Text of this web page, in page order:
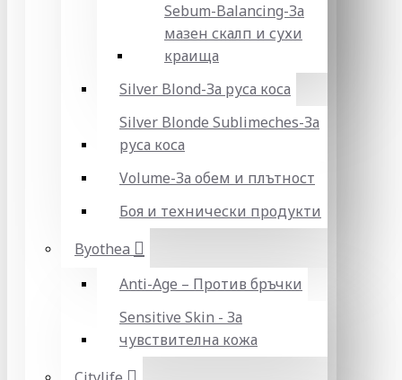
Sebum-Balancing-За
мазен скалп и сухи
краища
Silver Blond-За руса коса
Silver Blonde Sublіmeches-За
руса коса
Volume-За обем и плътност
Боя и технически продукти
Byothea
Anti-Age – Против бръчки
Sensitive Skin - За
чувствителна кожа